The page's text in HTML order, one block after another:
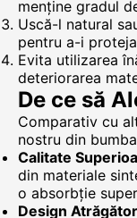
menține gradul
Uscă-l natural
pentru a-i
Evita utilizarea
deteriorarea
De ce să
Comparativ cu
nostru din
Calitate
din materiale
o absorbție
Design Atrăgător